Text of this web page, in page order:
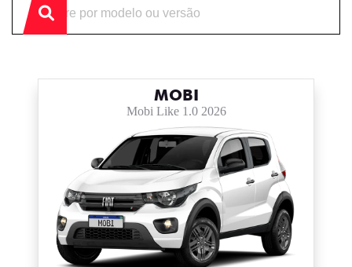
MOBI
Mobi Like 1.0 2026